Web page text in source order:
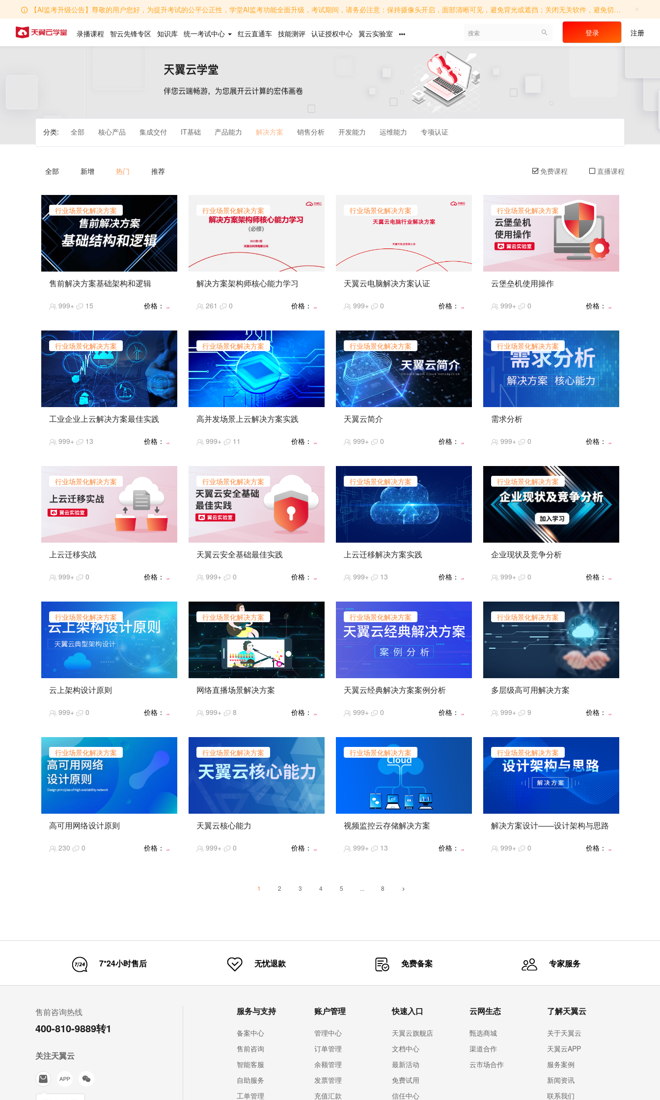
【AI监考升级公告】尊敬的用户您好，为提升考试的公平公正性，学堂AI监考功能全面升级，考试期间，请务必注意：保持摄像头开启，面部清晰可见，避免背光或遮挡；关闭无关软件，避免切屏操作；确保考试环境相对独立，避免他人进入；如遇系统提示，请及时调...
录播课程 智云先锋专区 知识库 统一考试中心 红云直通车 技能测评 认证授权中心 翼云实验室 登录 注册
分类: 全部 核心产品 集成交付 IT基础 产品能力 解决方案 销售分析 开发能力 运维能力 专项认证
全部 新增 热门 推荐 免费课程 直播课程
行业场景化解决方案
售前解决方案基础架构和逻辑
999+
15 价格： 免费
行业场景化解决方案
解决方案架构师核心能力学习
261
0 价格： 免费
行业场景化解决方案
天翼云电脑解决方案认证
天翼云电脑教育行业解决方案
天翼云电脑工业行业解决方案
天翼云电脑金融行业解决方案
天翼云电脑商客行业解决方案
999+ 0 价格： 免费
行业场景化解决方案
云堡垒机使用操作
垒机的一系列关键技能和步骤，包括权
999+ 0 价格： 免费
行业场景化解决方案
工业企业上云解决方案最佳实践
体，是立国之本、兴国之器、强国之
推动工业化和现代化进程，显著增强综
合国力，支撑世界大国地位。在中国工
业制造2025背景下，我国工业企业换焕
发新的生机，工业企业IT建设同步发展
迅速。本课程将为您全面展现天翼云工
业企业上云实践。
【课程难度】★★★
【推荐指数】★★★★★
【课程热度】★★★★★
999+ 13 价格： 免费
行业场景化解决方案
高并发场景上云解决方案实践
统架构设计中必须考虑的因素之一，它
一些指标有响应时间（Response
Time），吞吐量（Throughput），每
秒查询率QPS（Query Per Second），
并发用户数等。通过本课程学习，我们
将带你走进高并发业务场景，深度理解
高并发业务的天翼云实践解决方案。
【课程难度】★★★★
【推荐指数】★★★★★
【课程热度】★★★★★
999+ 11 价格： 免费
行业场景化解决方案
天翼云简介
999+
0 价格： 免费
行业场景化解决方案
需求分析
999+
0 价格： 免费
行业场景化解决方案
上云迁移实战
将应用程序迁移到云主机。
999+ 0 价格： 免费
行业场景化解决方案
天翼云安全基础最佳实践
安全最佳实践的一系列操作，包括账户
略、漏洞扫描与修复、数据备份与恢复
等操作。
999+ 0 价格： 免费
行业场景化解决方案
上云迁移解决方案实践
展，产品能力完善、云产品持续新增和
自身业务中使用云计算。那么应用迁移
上云应该如何操作，本课程将为您全面
讲解，
【课程难度】★★★★★
【推荐指数】★★★★★
【课程热度】★★★★★
999+ 13 价格： 免费
行业场景化解决方案
企业现状及竞争分析
999+
0 价格： 免费
行业场景化解决方案
云上架构设计原则
999+
0 价格： 免费
行业场景化解决方案
网络直播场景解决方案
大商超、集市，如今，进入直播间跟着
甚至大型家电、汽车都纷纷登陆直播
间，成为抢手货。在我国直播经济快速
发展情况下，直播成为云计算市场新宠
儿。掌握直播基本原理可以为更好的融
入直播经济中，作为中国最大的云服务
商之一，天翼云拥有“2+31+X”最广泛的
边缘节点布局，助力直播经济火热发
展。
【课程难度】★★★★
【课程热度】★★★★★
999+ 8 价格： 免费
行业场景化解决方案
天翼云经典解决方案案例分析
999+
0 价格： 免费
行业场景化解决方案
多层级高可用解决方案
度。没有100%的可用性。按照业务=逻
储。高可用不是指系统不中断（那是容
错能力），而是指一旦中断能够快速恢
复，即中断必须是短暂的。如果需要很
长时间才能恢复可用性，就不叫高可用
了。通过本课程学习，我们将带你更加
深入了解高可用级别与架构以及通过天
践。
【课程难度】★★★★
【课程热度】★★★★★
999+ 9 价格： 免费
行业场景化解决方案
高可用网络设计原则
230
0 价格： 免费
行业场景化解决方案
天翼云核心能力
999+
0 价格： 免费
行业场景化解决方案
视频监控云存储解决方案
于视频监控数据高并发、大容量、保密
满足本地监控系统扩容、监控图像集中
999+ 13 价格： 免费
行业场景化解决方案
解决方案设计——设计架构与思路
999+
0 价格： 免费
1 2 3 4 5 ... 8
7*24小时售后 无忧退款 免费备案 专家服务
售前咨询热线
400-810-9889转1
关注天翼云
服务与支持
备案中心
售前咨询
智能客服
自助服务
工单管理
账户管理
管理中心
订单管理
余额管理
发票管理
充值汇款
快速入口
天翼云旗舰店
文档中心
最新活动
免费试用
信任中心
云网生态
甄选商城
渠道合作
云市场合作
了解天翼云
关于天翼云
天翼云APP
服务案例
新闻资讯
联系我们